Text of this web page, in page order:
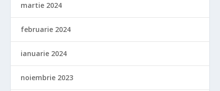
martie 2024
februarie 2024
ianuarie 2024
noiembrie 2023